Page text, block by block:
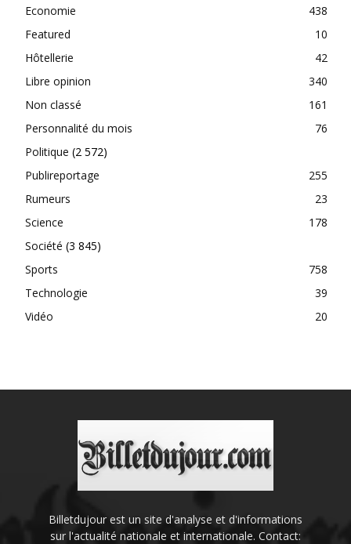
Economie
438
Featured
10
Hôtellerie
42
Libre opinion
340
Non classé
161
Personnalité du mois
76
Politique (2 572)
Publireportage
255
Rumeurs
23
Science
178
Société (3 845)
Sports
758
Technologie
39
Vidéo
20
Billetdujour est un site d'analyse et d'informations
sur l'actualité nationale et internationale. Contact: